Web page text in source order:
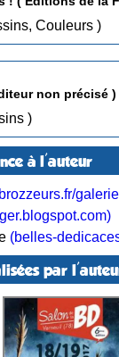
( Dessins, Couleurs )
non précisé )
( Dessins )
à l'auteur
(belles-
par